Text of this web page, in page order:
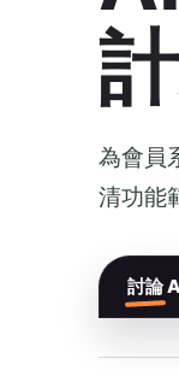
為會員
清功能
討論